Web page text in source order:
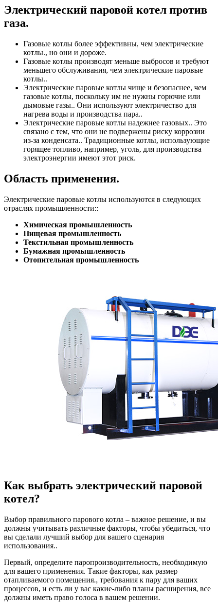
Электрический паровой котел против
газа.
Газовые котлы более эффективны, чем электрические
котлы., но они и дороже.
Газовые котлы производят меньше выбросов и требуют
меньшего обслуживания, чем электрические паровые
котлы..
Электрические паровые котлы чище и безопаснее, чем
газовые котлы, поскольку им не нужны горючие или
дымовые газы.. Они используют электричество для
нагрева воды и производства пара..
Электрические паровые котлы надежнее газовых.. Это
связано с тем, что они не подвержены риску коррозии
из-за конденсата.. Традиционные котлы, использующие
горящее топливо, например, уголь, для производства
электроэнергии имеют этот риск.
Область применения.
Электрические паровые котлы используются в следующих
отраслях промышленности::
Химическая промышленность
Пищевая промышленность
Текстильная промышленность
Бумажная промышленность
Отопительная промышленность
Как выбрать электрический паровой
котел?
Выбор правильного парового котла – важное решение, и вы
должны учитывать различные факторы, чтобы убедиться, что
вы сделали лучший выбор для вашего сценария
использования..
Первый, определите паропроизводительность, необходимую
для вашего применения. Такие факторы, как размер
отапливаемого помещения., требования к пару для ваших
процессов, и есть ли у вас какие-либо планы расширения, все
должны иметь право голоса в вашем решении.